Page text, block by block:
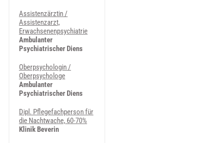
Assistenzärztin /
Assistenzarzt,
Erwachsenenpsychiatrie
Ambulanter
Psychiatrischer Diens
Oberpsychologin /
Oberpsychologe
Ambulanter
Psychiatrischer Diens
Dipl. Pflegefachperson für
die Nachtwache, 60-70%
Klinik Beverin